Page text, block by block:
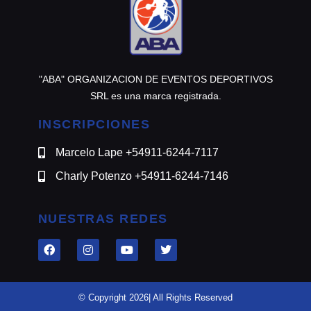
"ABA" ORGANIZACION DE EVENTOS DEPORTIVOS
SRL es una marca registrada.
INSCRIPCIONES
Marcelo Lape +54911-6244-7117
Charly Potenzo +54911-6244-7146
NUESTRAS REDES
© Copyright 2026| All Rights Reserved